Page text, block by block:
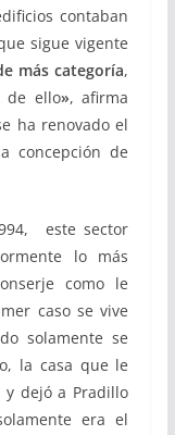
contaban
sigue vigente
más categoría,
de ello», afirma
ha renovado el
concepción de
este sector
lo más
como le
caso se vive
solamente se
la casa que le
dejó a Pradillo
era el